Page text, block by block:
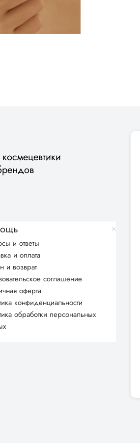
и ответы
и оплата
и возврат
соглашение
оферта
конфиденциальности
обработки персональных